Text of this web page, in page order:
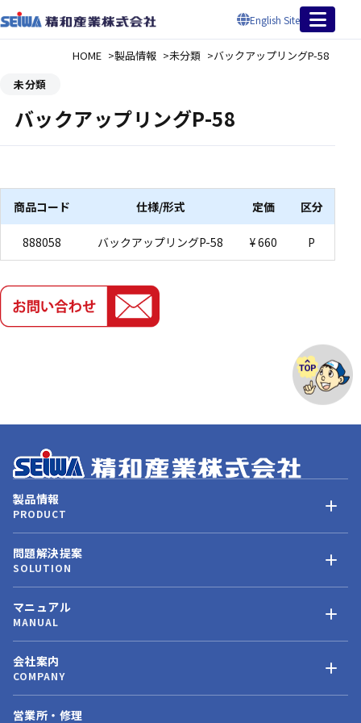
English Site
HOME 製品情報 未分類
バックアップリングP-58
未分類
バックアップリングP-58
商品コード 仕様/形式 定価 区分
888058 バックアップリングP-58 ¥ 660 P
製品情報
PRODUCT
問題解決提案
SOLUTION
マニュアル
MANUAL
会社案内
COMPANY
営業所・修理